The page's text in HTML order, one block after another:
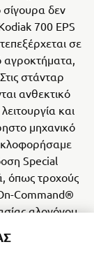
σίγουρα δεν
700 EPS
σε
αγροκτήματα,
στάνταρ
ανθεκτικό
και
μηχανικό
Special
όπως τροχούς
Command®
αλογόνου